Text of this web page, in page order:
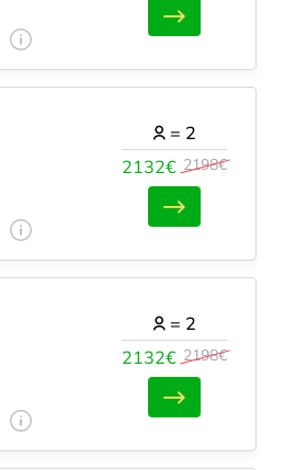
2132€ 2198€
= 2
2132€ 2198€
= 2